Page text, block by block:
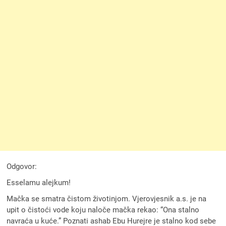
Odgovor:
Esselamu alejkum!
Mačka se smatra čistom životinjom. Vjerovjesnik a.s. je na
upit o čistoći vode koju naloče mačka rekao: “Ona stalno
navraća u kuće.” Poznati ashab Ebu Hurejre je stalno kod sebe